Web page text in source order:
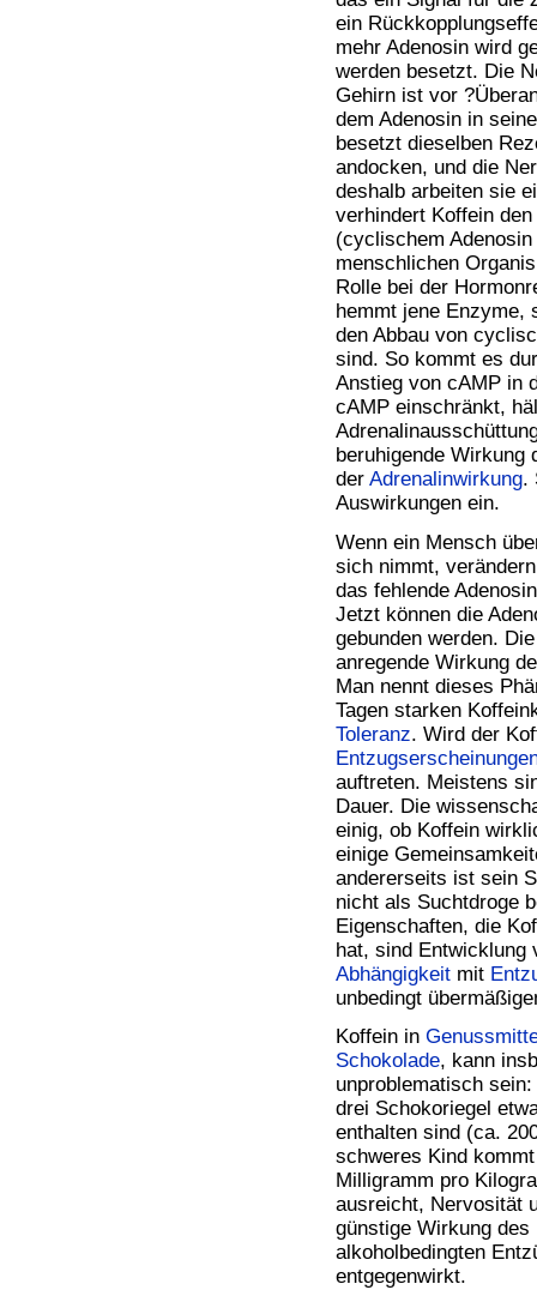
ein
mehr Adenosin wird
werden besetzt. Die
Gehirn ist vor
dem Adenosin in
besetzt dieselben
andocken, und die
deshalb arbeiten sie
verhindert Koffein
(cyclischem
menschlichen
Rolle bei der
hemmt jene Enzyme,
den Abbau von
sind. So kommt es
Anstieg von cAMP in
cAMP einschränkt,
beruhigende Wirkung
der Adrenalinwirkung.
Auswirkungen ein.
Wenn ein Mensch
sich nimmt,
das fehlende
Jetzt können die
gebunden werden.
anregende Wirkung
Man nennt dieses
Tagen starken
Toleranz. Wird der
auftreten. Meistens
Dauer. Die
einig, ob Koffein
einige
andererseits ist sein
nicht als Suchtdroge
Eigenschaften, die
hat, sind Entwicklung
Abhängigkeit mit
unbedingt
Koffein in
Schokolade, kann
unproblematisch
drei Schokoriegel
enthalten sind (ca.
schweres Kind
Milligramm pro
ausreicht, Nervosität
günstige Wirkung
alkoholbedingten
entgegenwirkt.